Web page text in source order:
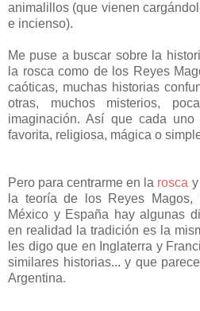
animalillos (que vienen
e incienso).
Me puse a buscar sobre la
la rosca como de los Reyes
caóticas, muchas historias
otras, muchos misterios,
imaginación. Así que cada
favorita, religiosa, mágica o
Pero para centrarme en la rosca
la teoría de los Reyes Magos,
México y España hay algunas
en realidad la tradición es la
les digo que en Inglaterra y
similares historias... y que
Argentina.